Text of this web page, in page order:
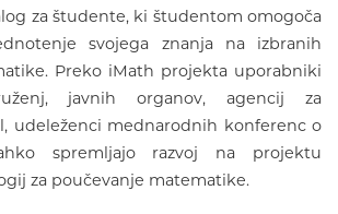
za študente, ki študentom omogoča
svojega znanja na izbranih
Preko iMath projekta uporabniki
javnih organov, agencij za
udeleženci mednarodnih konferenc o
spremljajo razvoj na projektu
za poučevanje matematike.